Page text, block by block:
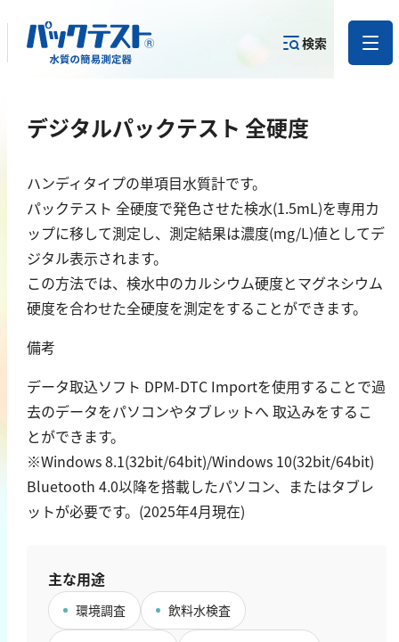
検索
デジタルパックテスト 全硬度
ハンディタイプの単項目水質計です。
パックテスト 全硬度で発色させた検水(1.5mL)を専用カ
ップに移して測定し、測定結果は濃度(mg/L)値としてデ
ジタル表示されます。
この方法では、検水中のカルシウム硬度とマグネシウム
硬度を合わせた全硬度を測定をすることができます。
備考
データ取込ソフト DPM-DTC Importを使用することで過
去のデータをパソコンやタブレットへ 取込みをするこ
とができます。
※Windows 8.1(32bit/64bit)/Windows 10(32bit/64bit)
Bluetooth 4.0以降を搭載したパソコン、またはタブレ
ットが必要です。(2025年4月現在)
主な用途
環境調査 飲料水検査
ら
製品を探す
目的から
製品を探す
カテゴリー
で探す
金属
亜鉛
アルミニウム
カドミウム
銀
クロム
鉄
銅
鉛
ニッケル
金属総量
有機汚濁